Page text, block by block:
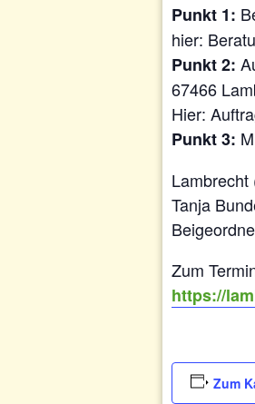
Punkt 1:
hier:
Punkt 2:
67466
Hier:
Punkt 3:
Lambrecht
Tanja
Zum
https://
Zum